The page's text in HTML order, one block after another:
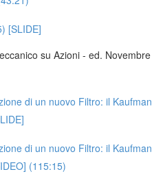
[SLIDE]
su Azioni - ed. Novembre
di un nuovo Filtro: il Kaufman
di un nuovo Filtro: il Kaufman
(115:15)